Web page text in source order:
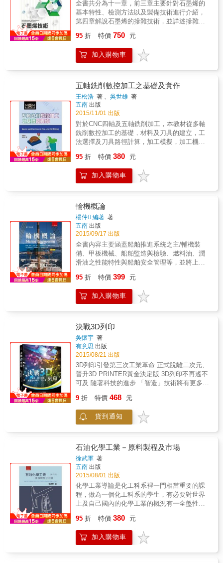
麗，以及如何發展人類生活的文明。」
&mdash;&mdash;簡麗賢／臺北市立第一女子
高級中學物理教師&「迷人！」
《華爾街日報》（Wall Street Journal）&「羅
瑪不僅介紹了偉大的發明，還敍述了製造和應
用這些發明的社會，以及受這些發明影響的人
們&hellip;&hellip;本書寫下了值得向科學家和工
程師講述的悠久歷史，進而觸動他們的社會意
識。」&mdash;&mdash;亞當．夏皮羅 Adam
R. Shapiro／《科學》雜誌（Science）&「令
人愉快&hellip;&hellip;從背後的物理原理到簡單
實用的技巧，彈簧、輪子和釘子等日常物品有
著無窮的魅力&hellip;&hellip;儘管迷人的複雜技
術引人矚目，但其實改變世界的往往是這些小
零件。」&mdash;&mdash;提姆．哈佛 Tim
Harford／《金融時報》（Financial Times）
&「一場關於建築模塊的古怪而有趣的演出。」
閱讀，實可相得益彰。
全書共分為十一章，前三章主要針對石墨烯的
基本特性、檢測方法以及製備技術進行介紹，
第四章解說石墨烯的摻雜技術，並詳述摻雜石
件等相關應用，第五章則是石墨烯在鋰電池、
超級電容、鋰硫、燃料電池和太陽能電池等相
關能源材料之最新研究趨勢，第六章為石墨烯
墨烯在燃料電池以及生物感測器之相關應用，
第九章則從複材的角度切入，從分散技術探討
石墨烯在導電漿料、導熱膠以及纖維紡織之相
關應用，第十章為完整的石墨烯專利地圖分
析，第十一章是以石墨烯在半導體材料以及在
高頻元件之最新研究概況進行剖析。
95 折 特價 750 元
加入購物車
五軸銑削數控加工之基礎及實作
王松浩 著 、吳世雄 著
五南 出版
2015/11/01 出版
對於CNC四軸及五軸銑削加工，本教材從多軸
銑削數控加工的基礎，材料及刀具的建立，工
法選擇及刀具路徑計算，加工模擬，加工機模
測量，乃至實際加工，透過八個實際範例，儘
可能遵循「通俗實用―無師自通」的原則一步
一步進行講解。 在電腦輔助加工軟體方面，本
PowerMILL軟體做編寫，它是目前全球市面上
廣泛用於2~5軸數控銑削加工自動編程系統。在
加工實作方面，本書則通過日本Roland公司
MDX-40A CNC雕刻機以及德國Siemens公司
SINUMERIK 840D sl控制介面的五軸加工機進
行講解。對其他品牌的CAM軟體或控制器介
面，讀者應該會很方便的觸類旁通，融會貫
通。 此外為適應國際化的大趨勢，本教材儘量
以中-英文雙語表達，不僅使外籍學生可以使
加工專業英語的水準。
95 折 特價 380 元
加入購物車
輪機概論
楊仲 編著 著
五南 出版
2015/09/17 出版
全書內容主要涵蓋船舶推進系統之主/輔機裝
備、甲板機械、船舶監造與檢驗、燃料油、潤
滑油之性能特性與船舶安全管理等，並將上述
概述。 本書可作為輪機、航海、造船及海洋工
程領域學員修習之教材，亦可供航海人員、岸
上船舶經理人與船舶修造工程師參考使用。
95 折 特價 399 元
加入購物車
決戰3D列印
吳懷宇 著
有意思 出版
2015/08/21 出版
3D列印引發第三次工業革命 正式脫離二次元、
晉升3D PRINTER黃金決定版 3D列印不再遙不
可及 隨著科技的進步 「智造」技術將有更多無
的角度對3D列印的原理、結構和工藝方法做了
詳細介紹，包括10多種典型成型工藝的優劣分
析和比較，涉及3D電腦圖形學、電腦視覺、模
宏觀視角對3D列印、數位成像技術、創客、中
國智造、全球第三次工業革命這五者間的關係
進行了深入討論。
9 折 特價 468 元
貨到通知
石油化學工業－原料製程及市場
徐武軍 著
五南 出版
2015/08/01 出版
化學工業導論是化工科系裡一門相當重要的課
程，做為一個化工科系的學生，有必要對世界
上及自己國內的化學工業的概況有一全盤性的
地區的石油化學工業的結構和體系，以及這些
工業依次在台灣、中國大陸、東南亞、日本及
美國、中東和其他地區的情況和發展趨勢，以
95 折 特價 380 元
加入購物車